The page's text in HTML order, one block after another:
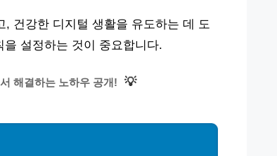
건강한 디지털 생활을 유도하는 데 도
설정하는 것이 중요합니다.
해결하는 노하우 공개! 💡